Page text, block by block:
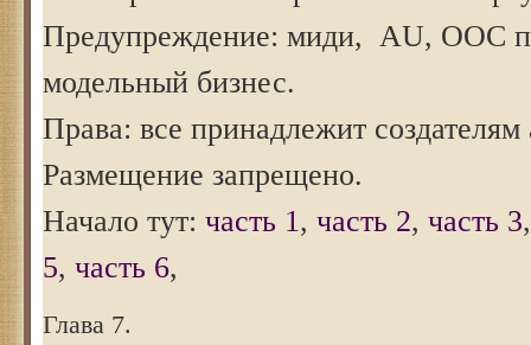
Предупреждение: миди, AU, ООС
модельный бизнес.
Права: все принадлежит
Размещение запрещено.
Начало тут: часть 1, часть 2, часть 3
5, часть 6,
Глава 7.